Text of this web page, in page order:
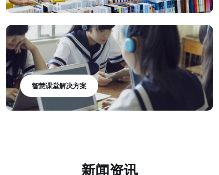
智慧课堂解决方案
新闻资讯